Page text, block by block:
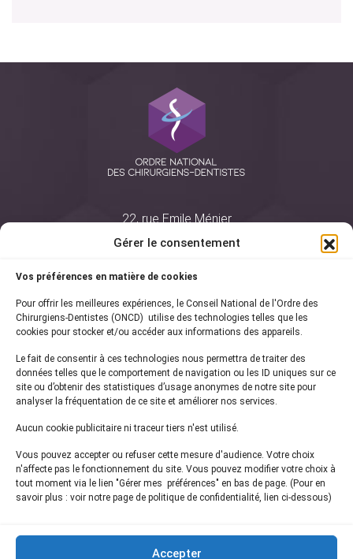
Gérer le consentement
Vos préférences en matière de cookies
Pour offrir les meilleures expériences, le Conseil National de l'Ordre des
Chirurgiens-Dentistes (ONCD) utilise des technologies telles que les
cookies pour stocker et/ou accéder aux informations des appareils.
Le fait de consentir à ces technologies nous permettra de traiter des
données telles que le comportement de navigation ou les ID uniques sur ce
site ou d’obtenir des statistiques d’usage anonymes de notre site pour
analyser la fréquentation de ce site et améliorer nos services.
Aucun cookie publicitaire ni traceur tiers n'est utilisé.
Vous pouvez accepter ou refuser cette mesure d'audience. Votre choix
n'affecte pas le fonctionnement du site. Vous pouvez modifier votre choix à
tout moment via le lien "Gérer mes préférences" en bas de page. (Pour en
savoir plus : voir notre page de politique de confidentialité, lien ci-dessous)
Accepter
22, rue Emile Ménier
75761 Paris Cedex 16
01 44 34 78 80
courrier@oncd.org
Actualités
Presse
Informations légales
Plan du site
Inscrivez-vous à notrenewsletter